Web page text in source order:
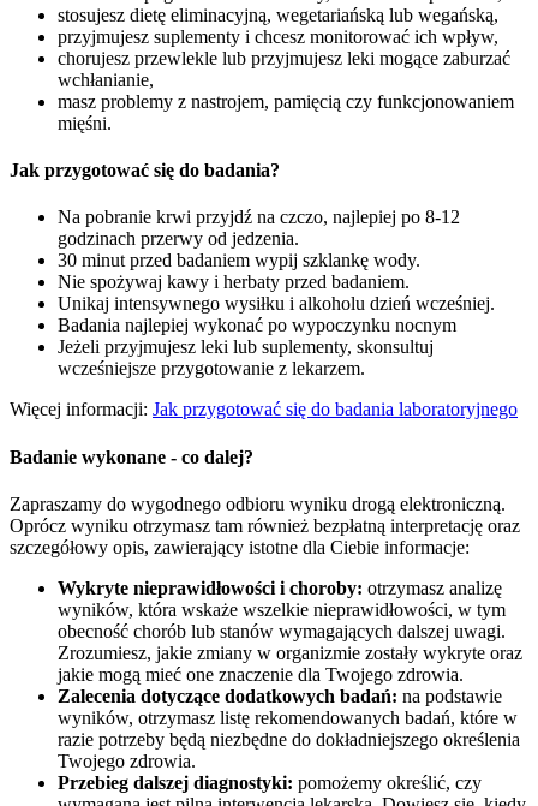
stosujesz dietę eliminacyjną, wegetariańską lub wegańską,
przyjmujesz suplementy i chcesz monitorować ich wpływ,
chorujesz przewlekle lub przyjmujesz leki mogące zaburzać
wchłanianie,
masz problemy z nastrojem, pamięcią czy funkcjonowaniem
mięśni.
Jak przygotować się do badania?
Na pobranie krwi przyjdź na czczo, najlepiej po 8-12
godzinach przerwy od jedzenia.
30 minut przed badaniem wypij szklankę wody.
Nie spożywaj kawy i herbaty przed badaniem.
Unikaj intensywnego wysiłku i alkoholu dzień wcześniej.
Badania najlepiej wykonać po wypoczynku nocnym
Jeżeli przyjmujesz leki lub suplementy, skonsultuj
wcześniejsze przygotowanie z lekarzem.
Więcej informacji: Jak przygotować się do badania laboratoryjnego
Badanie wykonane - co dalej?
Zapraszamy do wygodnego odbioru wyniku drogą elektroniczną.
Oprócz wyniku otrzymasz tam również bezpłatną interpretację oraz
szczegółowy opis, zawierający istotne dla Ciebie informacje:
Wykryte nieprawidłowości i choroby: otrzymasz analizę
wyników, która wskaże wszelkie nieprawidłowości, w tym
obecność chorób lub stanów wymagających dalszej uwagi.
Zrozumiesz, jakie zmiany w organizmie zostały wykryte oraz
jakie mogą mieć one znaczenie dla Twojego zdrowia.
Zalecenia dotyczące dodatkowych badań: na podstawie
wyników, otrzymasz listę rekomendowanych badań, które w
razie potrzeby będą niezbędne do dokładniejszego określenia
Twojego zdrowia.
Przebieg dalszej diagnostyki: pomożemy określić, czy